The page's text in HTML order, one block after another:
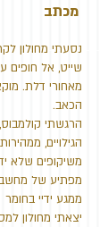
נסעתי מחולון
שייט, אל חופים
מאחורי דלת.
הכאב.
הרגשתי
הגילויים,
משיקופים שלא
מפתיע של
ממגע ידיי בחומר
יצאתי מחולון